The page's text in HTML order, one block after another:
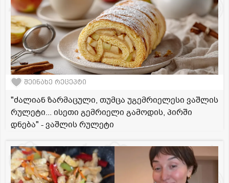
შეინახე რეცეპტი
"ძალიან ზარმაცული, თუმცა უგემრიელესი ვაშლის
რულეტი... ისეთი გემრიელი გამოდის, პირში
დნება" - ვაშლის რულეტი